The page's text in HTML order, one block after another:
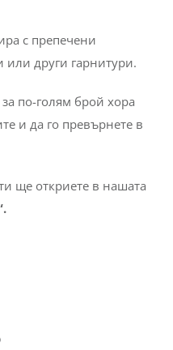
с препечени
други гарнитури.
по-голям брой хора
и да го превърнете в
ще откриете в нашата